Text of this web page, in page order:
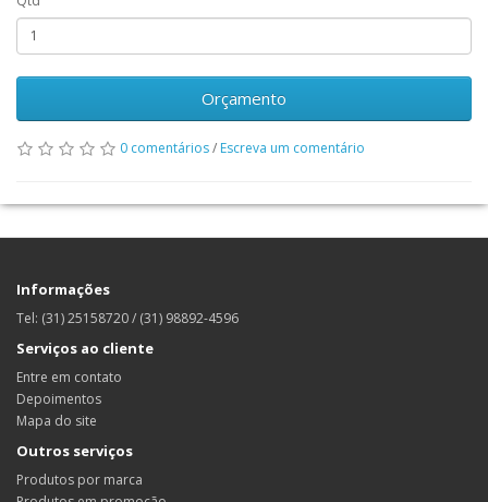
Orçamento
0 comentários/ Escreva um comentário
Informações
Tel: (31) 25158720 / (31) 98892-4596
Serviços ao cliente
Entre em contato
Depoimentos
Mapa do site
Outros serviços
Produtos por marca